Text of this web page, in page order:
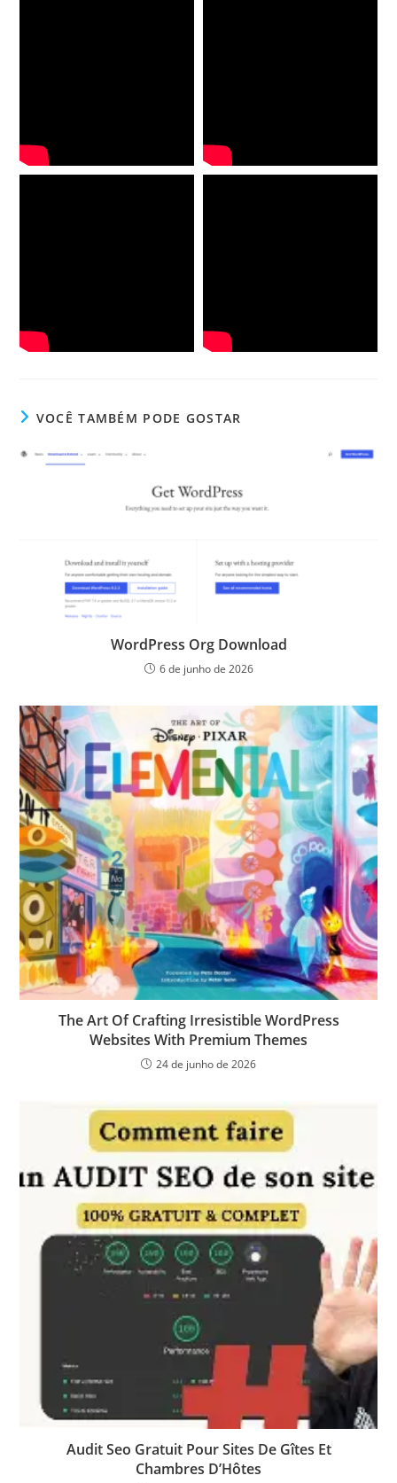
VOCÊ TAMBÉM PODE GOSTAR
WordPress Org Download
6 de junho de 2026
The Art Of Crafting Irresistible WordPress
Websites With Premium Themes
24 de junho de 2026
Audit Seo Gratuit Pour Sites De Gîtes Et
Chambres D’Hôtes